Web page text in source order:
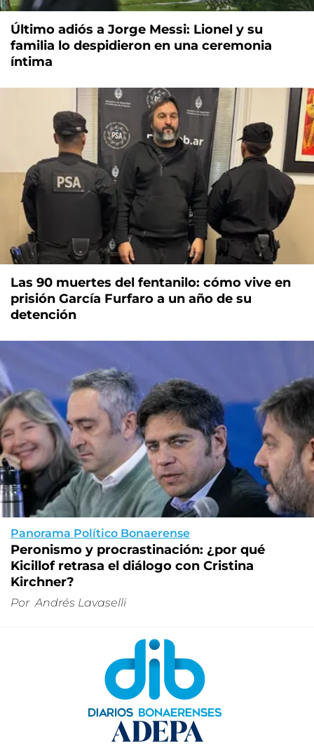
Último adiós a Jorge Messi: Lionel y su
familia lo despidieron en una ceremonia
íntima
Las 90 muertes del fentanilo: cómo vive en
prisión García Furfaro a un año de su
detención
Panorama Político Bonaerense
Peronismo y procrastinación: ¿por qué
Kicillof retrasa el diálogo con Cristina
Kirchner?
Por Andrés Lavaselli